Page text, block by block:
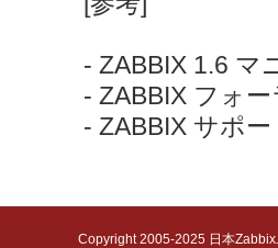
- ZABBIX 1.6 マ
- ZABBIX フォ
- ZABBIX サポ
Copyright 2005-2025 日本